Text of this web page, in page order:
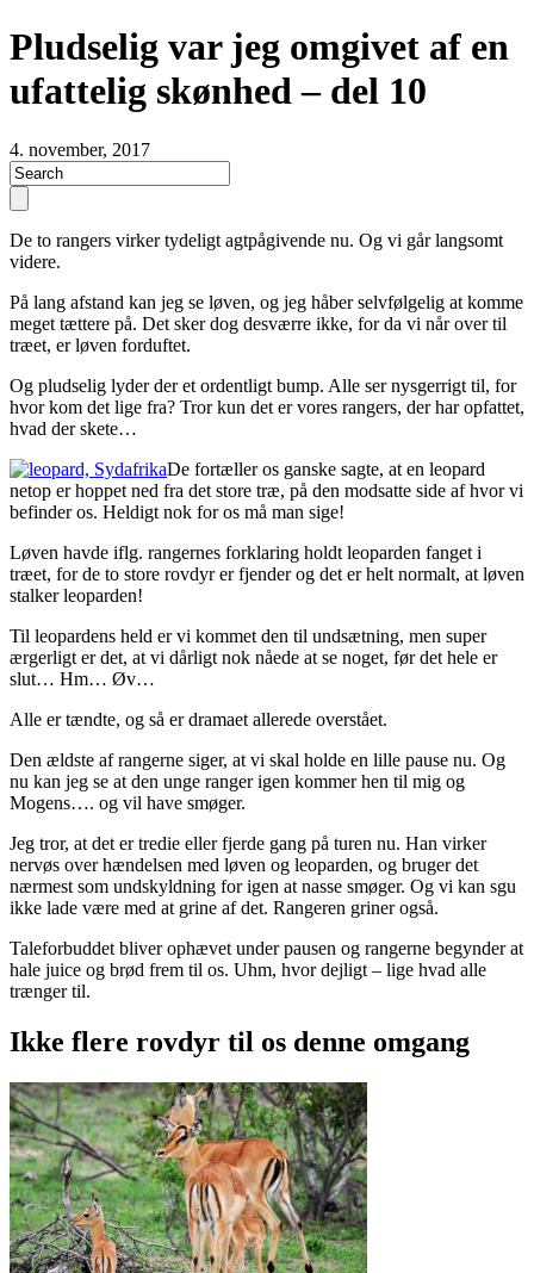
Pludselig var jeg omgivet af en
ufattelig skønhed – del 10
4. november, 2017
De to rangers virker tydeligt agtpågivende nu. Og vi går langsomt
videre.
På lang afstand kan jeg se løven, og jeg håber selvfølgelig at komme
meget tættere på. Det sker dog desværre ikke, for da vi når over til
træet, er løven forduftet.
Og pludselig lyder der et ordentligt bump. Alle ser nysgerrigt til, for
hvor kom det lige fra? Tror kun det er vores rangers, der har opfattet,
hvad der skete…
De fortæller os ganske sagte, at en leopard
netop er hoppet ned fra det store træ, på den modsatte side af hvor vi
befinder os. Heldigt nok for os må man sige!
Løven havde iflg. rangernes forklaring holdt leoparden fanget i
træet, for de to store rovdyr er fjender og det er helt normalt, at løven
stalker leoparden!
Til leopardens held er vi kommet den til undsætning, men super
ærgerligt er det, at vi dårligt nok nåede at se noget, før det hele er
slut… Hm… Øv…
Alle er tændte, og så er dramaet allerede overstået.
Den ældste af rangerne siger, at vi skal holde en lille pause nu. Og
nu kan jeg se at den unge ranger igen kommer hen til mig og
Mogens…. og vil have smøger.
Jeg tror, at det er tredie eller fjerde gang på turen nu. Han virker
nervøs over hændelsen med løven og leoparden, og bruger det
nærmest som undskyldning for igen at nasse smøger. Og vi kan sgu
ikke lade være med at grine af det. Rangeren griner også.
Taleforbuddet bliver ophævet under pausen og rangerne begynder at
hale juice og brød frem til os. Uhm, hvor dejligt – lige hvad alle
trænger til.
Ikke flere rovdyr til os denne omgang